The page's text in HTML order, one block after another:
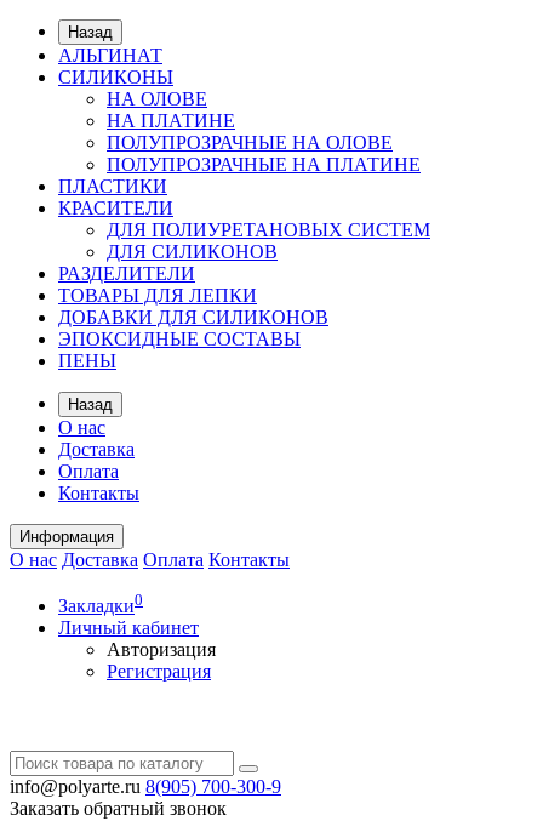
Назад
АЛЬГИНАТ
СИЛИКОНЫ
НА ОЛОВЕ
НА ПЛАТИНЕ
ПОЛУПРОЗРАЧНЫЕ НА ОЛОВЕ
ПОЛУПРОЗРАЧНЫЕ НА ПЛАТИНЕ
ПЛАСТИКИ
КРАСИТЕЛИ
ДЛЯ ПОЛИУРЕТАНОВЫХ СИСТЕМ
ДЛЯ СИЛИКОНОВ
РАЗДЕЛИТЕЛИ
ТОВАРЫ ДЛЯ ЛЕПКИ
ДОБАВКИ ДЛЯ СИЛИКОНОВ
ЭПОКСИДНЫЕ СОСТАВЫ
ПЕНЫ
Назад
О нас
Доставка
Оплата
Контакты
Информация
О нас Доставка Оплата Контакты
Закладки0
Личный кабинет
Авторизация
Регистрация
info@polyarte.ru 8(905) 700-300-9
Заказать обратный звонок